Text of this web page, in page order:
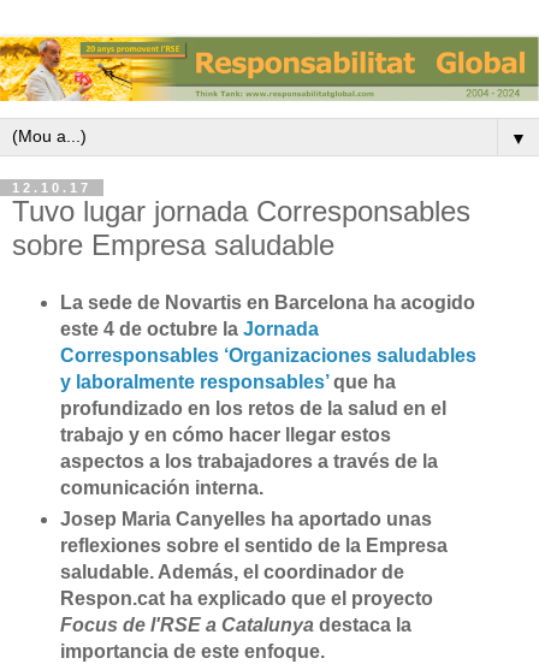
▼
12.10.17
Tuvo lugar jornada Corresponsables
sobre Empresa saludable
La sede de Novartis en Barcelona ha acogido
este 4 de octubre la Jornada
Corresponsables ‘Organizaciones saludables
y laboralmente responsables’que ha
profundizado en los retos de la salud en el
trabajo y en cómo hacer llegar estos
aspectos a los trabajadores a través de la
comunicación interna.
Josep Maria Canyelles ha aportado unas
reflexiones sobre el sentido de la Empresa
saludable. Además, el coordinador de
Respon.cat ha explicado que el proyecto
Focus de l'RSE a Catalunya destaca la
importancia de este enfoque.